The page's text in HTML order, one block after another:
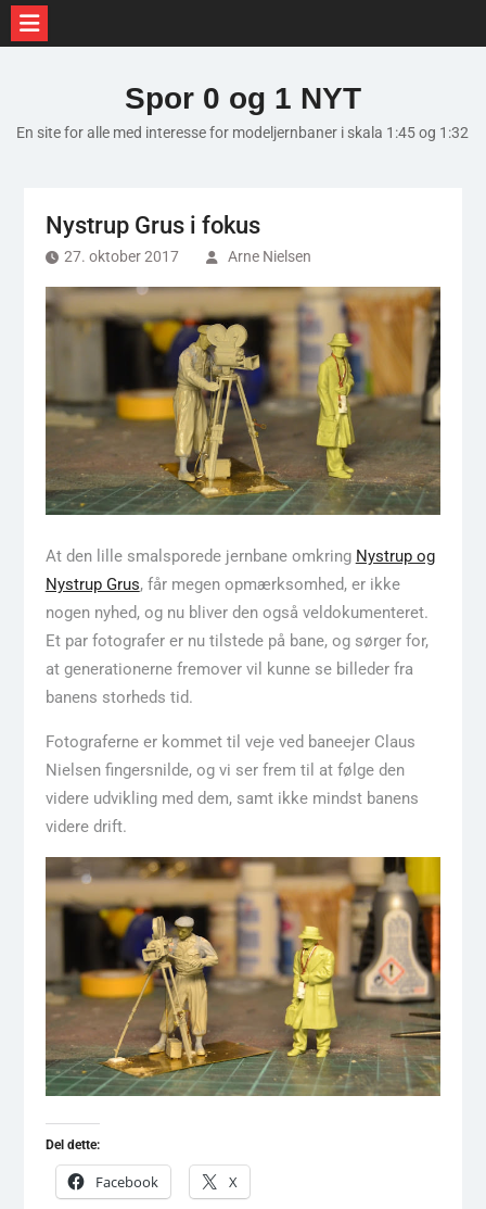
Spor 0 og 1 NYT
En site for alle med interesse for modeljernbaner i skala 1:45 og 1:32
Nystrup Grus i fokus
27. oktober 2017 Arne Nielsen
At den lille smalsporede jernbane omkring Nystrup og
Nystrup Grus, får megen opmærksomhed, er ikke
nogen nyhed, og nu bliver den også veldokumenteret.
Et par fotografer er nu tilstede på bane, og sørger for,
at generationerne fremover vil kunne se billeder fra
banens storheds tid.
Fotograferne er kommet til veje ved baneejer Claus
Nielsen fingersnilde, og vi ser frem til at følge den
videre udvikling med dem, samt ikke mindst banens
videre drift.
Del dette:
Facebook X